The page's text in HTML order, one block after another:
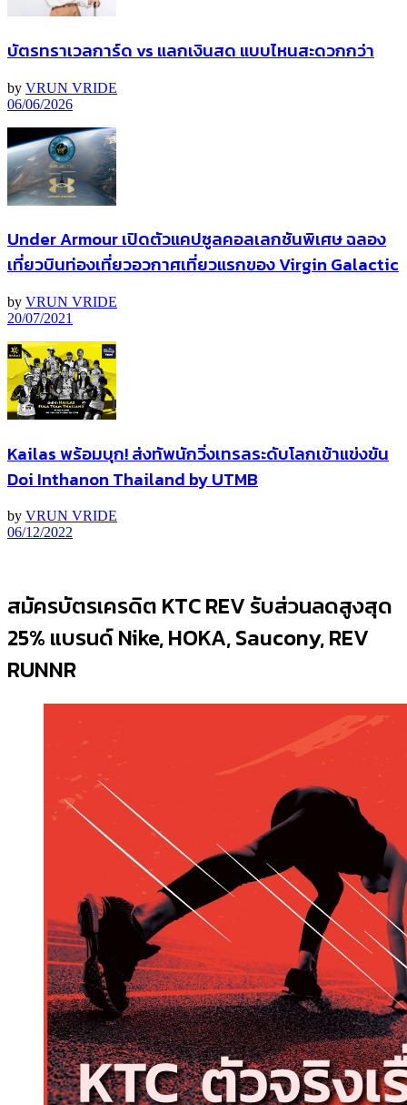
บัตรทราเวลการ์ด vs แลกเงินสด แบบไหนสะดวกกว่า
by VRUN VRIDE
06/06/2026
Under Armour เปิดตัวแคปซูลคอลเลกชันพิเศษ ฉลอง
เที่ยวบินท่องเที่ยวอวกาศเที่ยวแรกของ Virgin Galactic
by VRUN VRIDE
20/07/2021
Kailas พร้อมบุก! ส่งทัพนักวิ่งเทรลระดับโลกเข้าแข่งขัน
Doi Inthanon Thailand by UTMB
by VRUN VRIDE
06/12/2022
สมัครบัตรเครดิต KTC REV รับส่วนลดสูงสุด
25% แบรนด์ Nike, HOKA, Saucony, REV
RUNNR